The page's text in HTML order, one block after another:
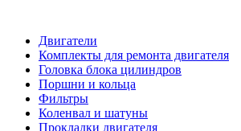
Двигатели
Комплекты для ремонта двигателя
Головка блока цилиндров
Поршни и кольца
Фильтры
Коленвал и шатуны
Прокладки двигателя